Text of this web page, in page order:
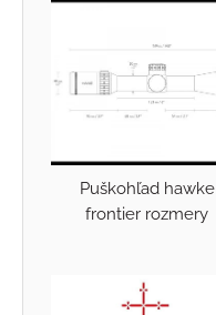
Puškohľad hawke
frontier rozmery